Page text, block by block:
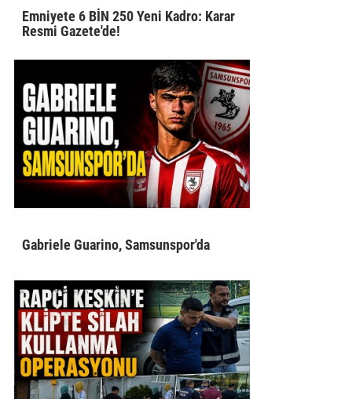
Emniyete 6 BİN 250 Yeni Kadro: Karar
Resmi Gazete'de!
Gabriele Guarino, Samsunspor'da